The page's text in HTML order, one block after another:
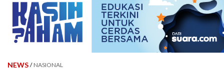
NEWS / NASIONAL